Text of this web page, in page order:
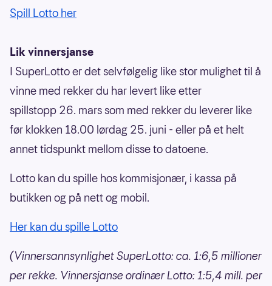
Spill Lotto her
Lik vinnersjanse
I SuperLotto er det selvfølgelig like stor mulighet til å
vinne med rekker du har levert like etter
spillstopp 26. mars som med rekker du leverer like
før klokken 18.00 lørdag 25. juni - eller på et helt
annet tidspunkt mellom disse to datoene.
Lotto kan du spille hos kommisjonær, i kassa på
butikken og på nett og mobil.
Her kan du spille Lotto
(Vinnersannsynlighet SuperLotto: ca. 1:6,5 millioner
per rekke. Vinnersjanse ordinær Lotto: 1:5,4 mill. per